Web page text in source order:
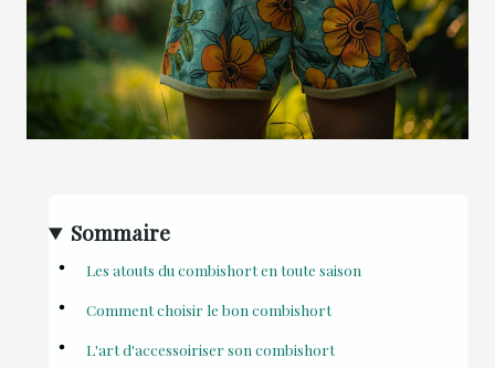
Sommaire
Les atouts du combishort en toute saison
Comment choisir le bon combishort
L'art d'accessoiriser son combishort